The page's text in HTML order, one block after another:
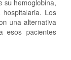
su hemoglobina,
Los
una alternativa
esos pacientes